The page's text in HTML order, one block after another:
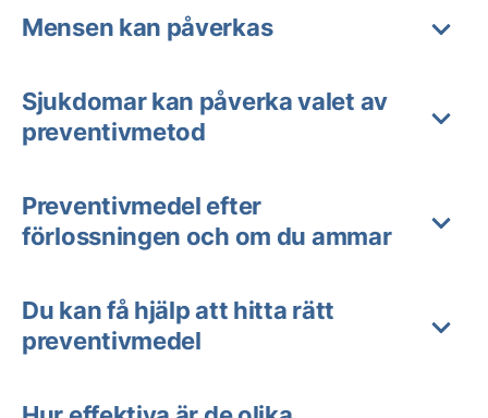
Mensen kan påverkas
Sjukdomar kan påverka valet av
preventivmetod
Preventivmedel efter
förlossningen och om du ammar
Du kan få hjälp att hitta rätt
preventivmedel